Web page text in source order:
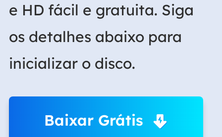
e HD fácil e gratuita. Siga
os detalhes abaixo para
inicializar o disco.
Baixar Grátis